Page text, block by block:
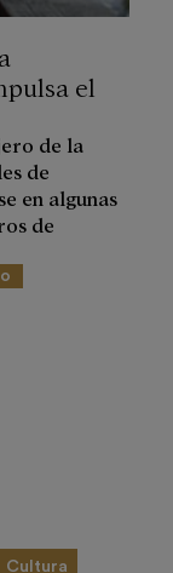
el
de la
de
en algunas
de
Cultura